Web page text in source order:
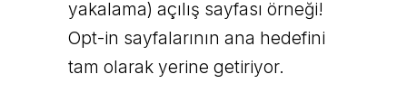
yakalama) açılış sayfası örneği!
Opt-in sayfalarının ana hedefini
tam olarak yerine getiriyor.